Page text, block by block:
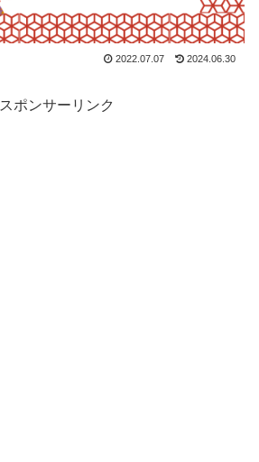
2022.07.07 2024.06.30
スポンサーリンク